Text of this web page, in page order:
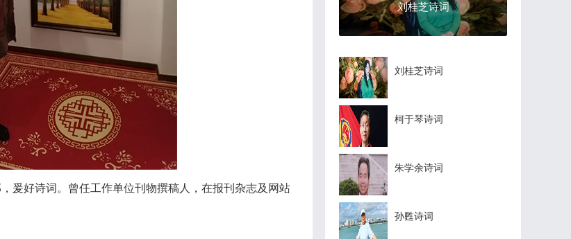
爰好诗词。曾任工作单位刊物撰稿人，在报刊杂志及网站
刘桂芝诗词
刘桂芝诗词
柯于琴诗词
朱学余诗词
孙甦诗词